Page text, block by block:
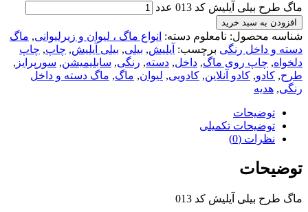
ماگ طرح بیلی آیلیش کد 013 عدد
افزودن به سبد خرید
شناسه محصول: نامعلوم دسته: انواع ماگ ، لیوان و زیرلیوانی, ماگ
دسته و داخل رنگی برچسب: آیلیش, بیلی, بیلی آیلیش, چاپ, چاپ
دلخواه, چاپ روی ماگ, داخل, دسته, رنگی, سابلیمیشن, سورپرایز ,
طرح, کادو, کادو آنلاین, کادویی, لیوان, ماگ, ماگ دسته و داخل
رنگی, هدیه
توضیحات
توضیحات تکمیلی
نظرات (0)
توضیحات
ماگ طرح بیلی آیلیش کد 013